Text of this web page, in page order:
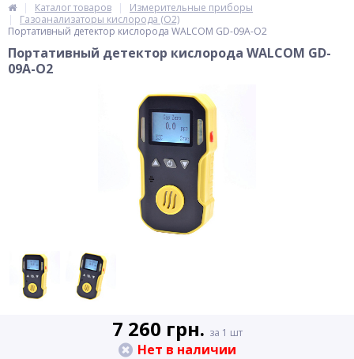
Каталог товаров
Измерительные приборы
Газоанализаторы кислорода (О2)
Портативный детектор кислорода WALCOM GD-09A-О2
Портативный детектор кислорода WALCOM GD-
09A-О2
7 260 грн. за 1 шт
Нет в наличии